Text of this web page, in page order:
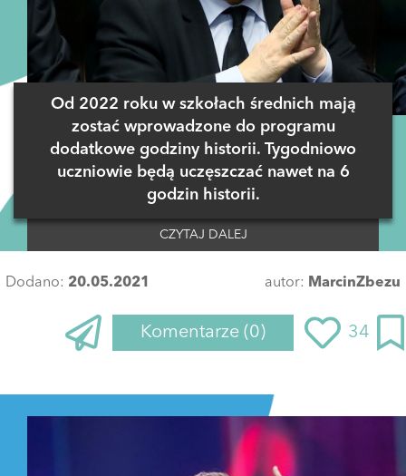
Od 2022 roku w szkołach średnich mają
zostać wprowadzone do programu
dodatkowe godziny historii. Tygodniowo
uczniowie będą uczęszczać nawet na 6
godzin historii.
CZYTAJ DALEJ
Dodano: 20.05.2021 autor: MarcinZbezu
Komentarze (0) 34